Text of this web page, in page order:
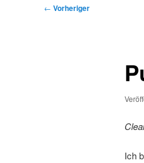
Beitragsnavigation
← Vorheriger
Ich